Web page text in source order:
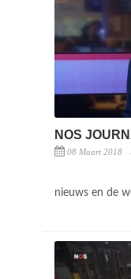
NOS
08 Maart 2018
nieuws en de